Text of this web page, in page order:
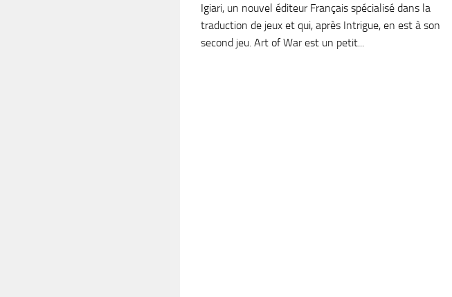
Igiari, un nouvel éditeur Français spécialisé dans la
traduction de jeux et qui, après Intrigue, en est à son
second jeu. Art of War est un petit...